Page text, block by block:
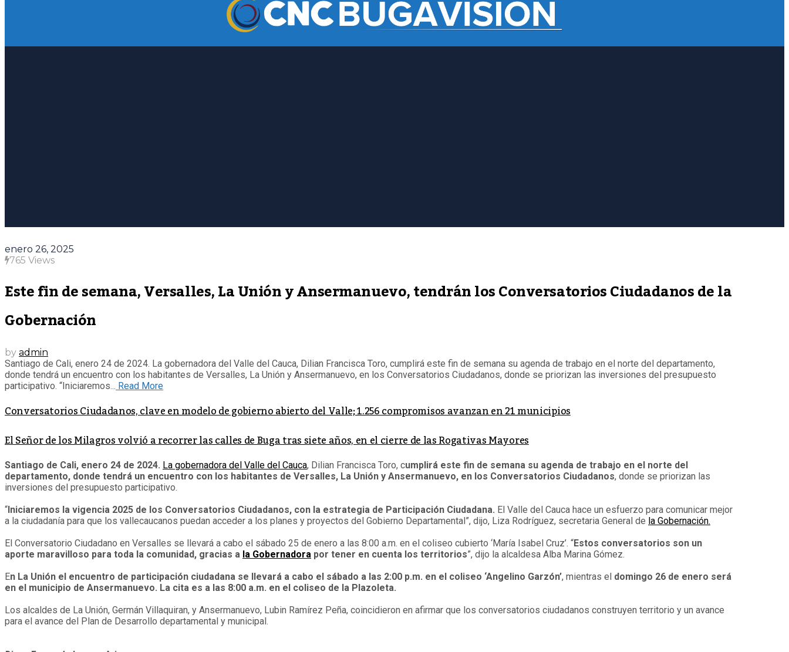
enero 26, 2025
765 Views
Este fin de semana, Versalles, La Unión y Ansermanuevo, tendrán los Conversatorios Ciudadanos de la
Gobernación
by admin
Santiago de Cali, enero 24 de 2024. La gobernadora del Valle del Cauca, Dilian Francisca Toro, cumplirá este fin de semana su agenda de trabajo en el norte del departamento,
donde tendrá un encuentro con los habitantes de Versalles, La Unión y Ansermanuevo, en los Conversatorios Ciudadanos, donde se priorizan las inversiones del presupuesto
participativo. “Iniciaremos... Read More
Conversatorios Ciudadanos, clave en modelo de gobierno abierto del Valle; 1.256 compromisos avanzan en 21 municipios
El Señor de los Milagros volvió a recorrer las calles de Buga tras siete años, en el cierre de las Rogativas Mayores
Santiago de Cali, enero 24 de 2024. La gobernadora del Valle del Cauca, Dilian Francisca Toro, cumplirá este fin de semana su agenda de trabajo en el norte del
departamento, donde tendrá un encuentro con los habitantes de Versalles, La Unión y Ansermanuevo, en los Conversatorios Ciudadanos, donde se priorizan las
inversiones del presupuesto participativo.
“Iniciaremos la vigencia 2025 de los Conversatorios Ciudadanos, con la estrategia de Participación Ciudadana. El Valle del Cauca hace un esfuerzo para comunicar mejor
a la ciudadanía para que los vallecaucanos puedan acceder a los planes y proyectos del Gobierno Departamental”, dijo, Liza Rodríguez, secretaria General de la Gobernación.
El Conversatorio Ciudadano en Versalles se llevará a cabo el sábado 25 de enero a las 8:00 a.m. en el coliseo cubierto ‘María Isabel Cruz’. “Estos conversatorios son un
aporte maravilloso para toda la comunidad, gracias a la Gobernadora por tener en cuenta los territorios”, dijo la alcaldesa Alba Marina Gómez.
En La Unión el encuentro de participación ciudadana se llevará a cabo el sábado a las 2:00 p.m. en el coliseo ‘Angelino Garzón’, mientras el domingo 26 de enero será
en el municipio de Ansermanuevo. La cita es a las 8:00 a.m. en el coliseo de la Plazoleta.
Los alcaldes de La Unión, Germán Villaquiran, y Ansermanuevo, Lubin Ramírez Peña, coincidieron en afirmar que los conversatorios ciudadanos construyen territorio y un avance
para el avance del Plan de Desarrollo departamental y municipal.